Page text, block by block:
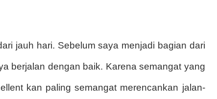
jauh hari. Sebelum saya menjadi bagian dari
berjalan dengan baik. Karena semangat yang
kan paling semangat merencankan jalan-